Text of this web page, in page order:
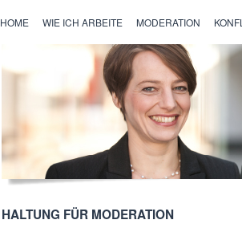
HOME WIE ICH ARBEITE MODERATION
HALTUNG FÜR MODERATION